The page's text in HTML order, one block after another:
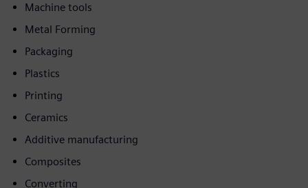
Machine tools
Metal Forming
Packaging
Plastics
Printing
Ceramics
Additive manufacturing
Composites
Converting